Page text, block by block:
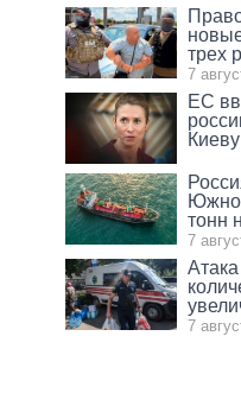
трех
7
ЕС
Киеву
тонн
7
7